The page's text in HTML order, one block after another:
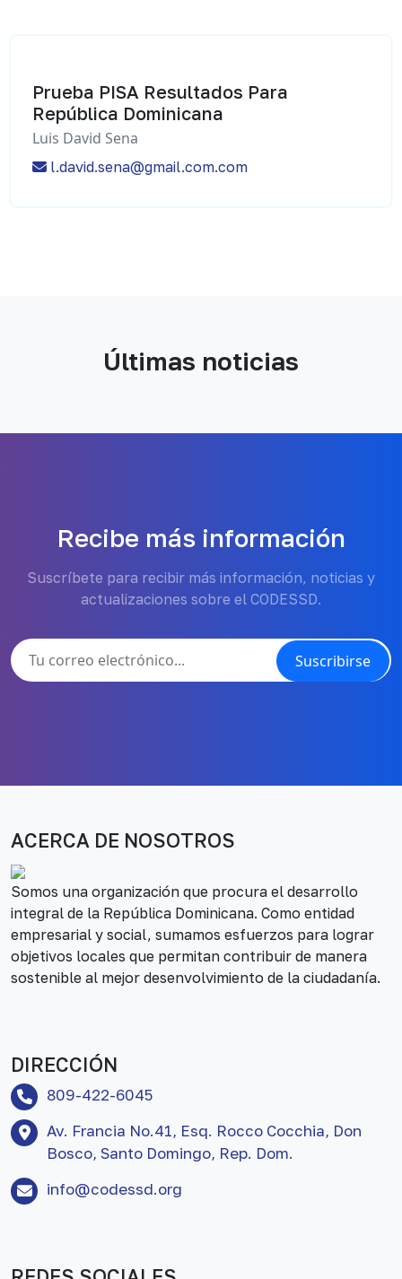
Prueba PISA Resultados Para
República Dominicana
Luis David Sena
l.david.sena@gmail.com.com
Últimas noticias
Recibe más información
Suscríbete para recibir más información, noticias y
actualizaciones sobre el CODESSD.
Suscribirse
ACERCA DE NOSOTROS
Somos una organización que procura el desarrollo
integral de la República Dominicana. Como entidad
empresarial y social, sumamos esfuerzos para lograr
objetivos locales que permitan contribuir de manera
sostenible al mejor desenvolvimiento de la ciudadanía.
DIRECCIÓN
809-422-6045
Av. Francia No.41, Esq. Rocco Cocchia, Don
Bosco, Santo Domingo, Rep. Dom.
info@codessd.org